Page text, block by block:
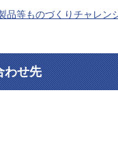
品等ものづくりチャレン
わせ先